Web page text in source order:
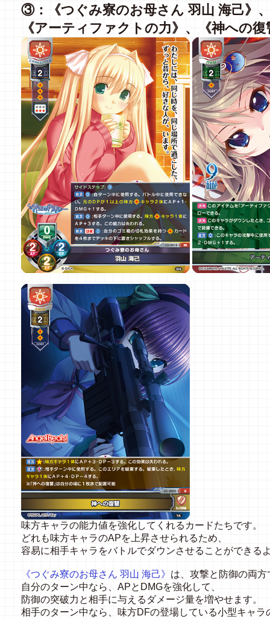
③：《つぐみ寮のお母さん 羽山 海己》
《アーティファクトの力》、《神への復
味方キャラの能力値を強化してくれるカードたちです。
どれも味方キャラのAPを上昇させられるため、
容易に相手キャラをバトルでダウンさせることができる
《つぐみ寮のお母さん 羽山 海己》 は、攻撃と防御の両
自分のターン中なら、APとDMGを強化して、
防御の突破力と相手に与えるダメージ量を増やせます。
相手のターン中なら、味方DFの登場している小型キャラ